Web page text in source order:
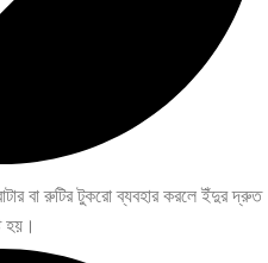
বা রুটির টুকরো ব্যবহার করলে ইঁদুর দ্রুত
হয়।